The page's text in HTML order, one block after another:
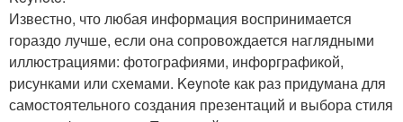
Известно, что любая информация воспринимается
гораздо лучше, если она сопровождается наглядными
иллюстрациями: фотографиями, инфорграфикой,
рисунками или схемами. Keynote как раз придумана для
самостоятельного создания презентаций и выбора стиля